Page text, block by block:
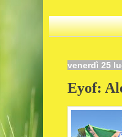
venerdì 25
Eyof: